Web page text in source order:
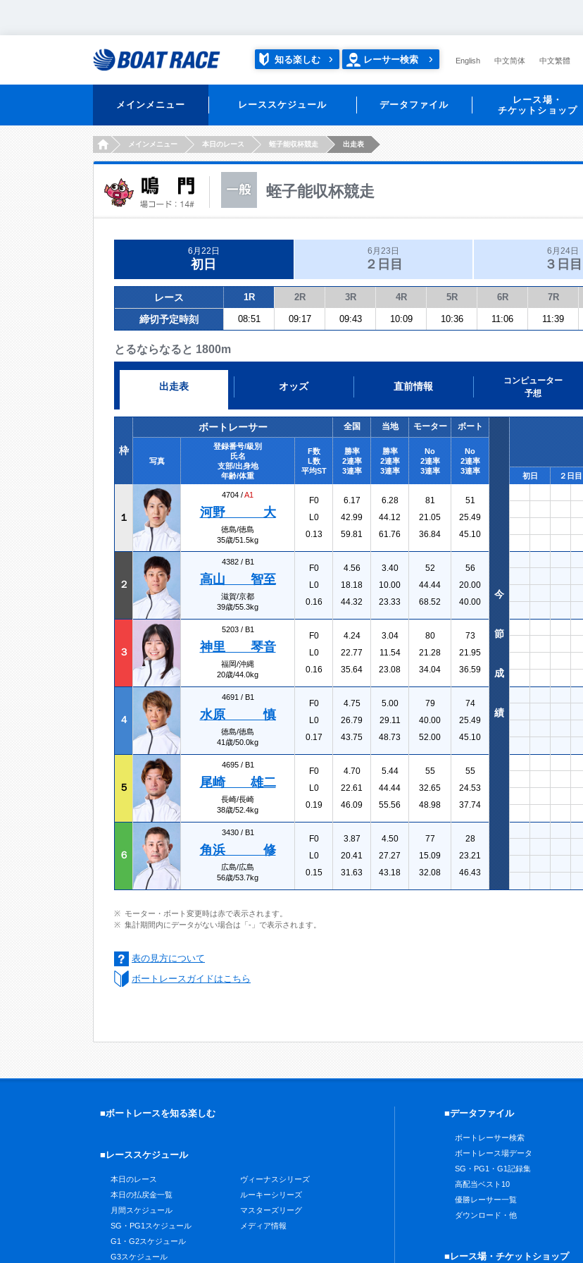
知る楽しむ レーサー検索 English 中文简体 中文繁體
メインメニュー レーススケジュール データファイル
レース場・
チケットショップ
HOMEメインメニュー 本日のレース 蛭子能収杯競走 出走表
蛭子能収杯競走
6月22日
初日
6月23日
２日目
6月24日
３日目
レース 1R 2R 3R 4R 5R 6R 7R
締切予定時刻 08:51 09:17 09:43 10:09 10:36 11:06 11:39
とるならなると 1800m
出走表 オッズ 直前情報
コンピューター
予想
枠
ボートレーサー 全国 当地 モーター ボート
写真
登録番号/級別
氏名
支部/出身地
年齢/体重
F数
L数
平均ST
勝率
2連率
3連率
勝率
2連率
3連率
No
2連率
3連率
No
2連率
3連率
初日 ２日目
１
4704 /A1
河野 大
徳島/徳島
35歳/51.5kg
F0
L0
0.13
6.17
42.99
59.81
6.28
44.12
61.76
81
21.05
36.84
51
25.49
45.10
２
4382 / B1
高山 智至
滋賀/京都
39歳/55.3kg
F0
L0
0.16
4.56
18.18
44.32
3.40
10.00
23.33
52
44.44
68.52
56
20.00
40.00
３
5203 / B1
神里 琴音
福岡/沖縄
20歳/44.0kg
F0
L0
0.16
4.24
22.77
35.64
3.04
11.54
23.08
80
21.28
34.04
73
21.95
36.59
４
4691 / B1
水原 慎
徳島/徳島
41歳/50.0kg
F0
L0
0.17
4.75
26.79
43.75
5.00
29.11
48.73
79
40.00
52.00
74
25.49
45.10
５
4695 / B1
尾崎 雄二
長崎/長崎
38歳/52.4kg
F0
L0
0.19
4.70
22.61
46.09
5.44
44.44
55.56
55
32.65
48.98
55
24.53
37.74
６
3430 / B1
角浜 修
広島/広島
56歳/53.7kg
F0
L0
0.15
3.87
20.41
31.63
4.50
27.27
43.18
77
15.09
32.08
28
23.21
46.43
今
節
成
績
モーター・ボート変更時は赤で表示されます。
集計期間内にデータがない場合は「-」で表示されます。
表の見方について
ボートレースガイドはこちら
■ボートレースを知る楽しむ
■レーススケジュール
本日のレース
本日の払戻金一覧
月間スケジュール
SG・PG1スケジュール
G1・G2スケジュール
G3スケジュール
ヴィーナスシリーズ
ルーキーシリーズ
マスターズリーグ
メディア情報
■データファイル
ボートレーサー検索
ボートレース場データ
SG・PG1・G1記録集
高配当ベスト10
優勝レーサー一覧
ダウンロード・他
■レース場・チケットショップ